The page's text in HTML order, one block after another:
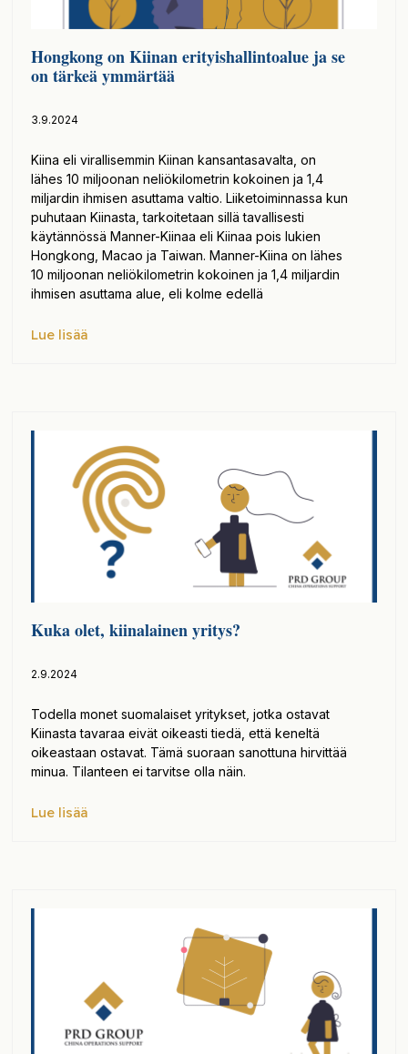
Hongkong on Kiinan erityishallintoalue ja se
on tärkeä ymmärtää
3.9.2024
Kiina eli virallisemmin Kiinan kansantasavalta, on
lähes 10 miljoonan neliökilometrin kokoinen ja 1,4
miljardin ihmisen asuttama valtio. Liiketoiminnassa kun
puhutaan Kiinasta, tarkoitetaan sillä tavallisesti
käytännössä Manner-Kiinaa eli Kiinaa pois lukien
Hongkong, Macao ja Taiwan. Manner-Kiina on lähes
10 miljoonan neliökilometrin kokoinen ja 1,4 miljardin
ihmisen asuttama alue, eli kolme edellä
Lue lisää
Kuka olet, kiinalainen yritys?
2.9.2024
Todella monet suomalaiset yritykset, jotka ostavat
Kiinasta tavaraa eivät oikeasti tiedä, että keneltä
oikeastaan ostavat. Tämä suoraan sanottuna hirvittää
minua. Tilanteen ei tarvitse olla näin.
Lue lisää